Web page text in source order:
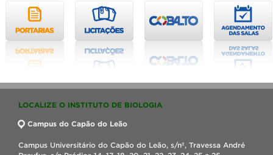
LOCALIZE O INSTITUTO DE BIOLOGIA
Campus do Capão do Leão
Campus Universitário do Capão do Leão, s/nº, Travessa André